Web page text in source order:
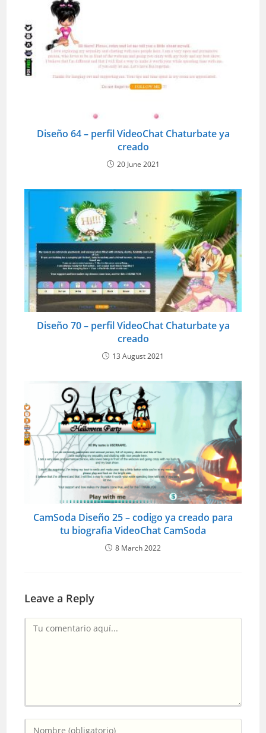
Diseño 64 – perfil VideoChat Chaturbate ya
creado
20 June 2021
Diseño 70 – perfil VideoChat Chaturbate ya
creado
13 August 2021
CamSoda Diseño 25 – codigo ya creado para
tu biografia VideoChat CamSoda
8 March 2022
Leave a Reply
Comentario
Introduce